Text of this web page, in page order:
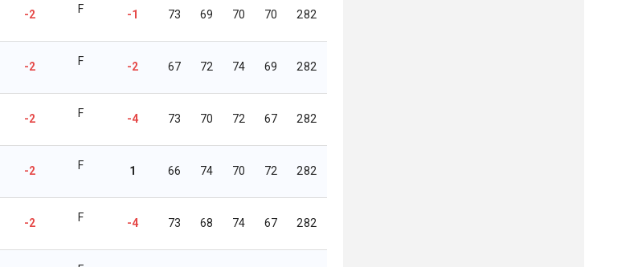
-2 F -1 73 69 70 70 282
-2 F -2 67 72 74 69 282
-2 F -4 73 70 72 67 282
-2 F 1 66 74 70 72 282
-2 F -4 73 68 74 67 282